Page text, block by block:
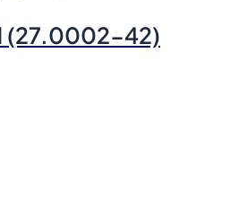
(27.0002-42)